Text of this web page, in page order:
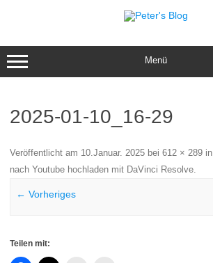
Menü
2025-01-10_16-29
Veröffentlicht am 10.Januar. 2025 bei 612 × 289 in
nach Youtube hochladen mit DaVinci Resolve.
← Vorheriges
Teilen mit: